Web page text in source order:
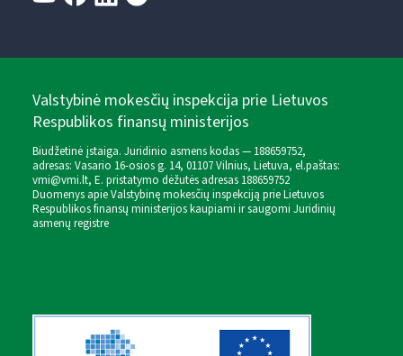
Valstybinė mokesčių inspekcija prie Lietuvos
Respublikos finansų ministerijos
Biudžetinė įstaiga. Juridinio asmens kodas — 188659752,
adresas: Vasario 16-osios g. 14, 01107 Vilnius, Lietuva, el.paštas:
vmi@vmi.lt, E. pristatymo dėžutės adresas 188659752
Duomenys apie Valstybinę mokesčių inspekciją prie Lietuvos
Respublikos finansų ministerijos kaupiami ir saugomi Juridinių
asmenų registre